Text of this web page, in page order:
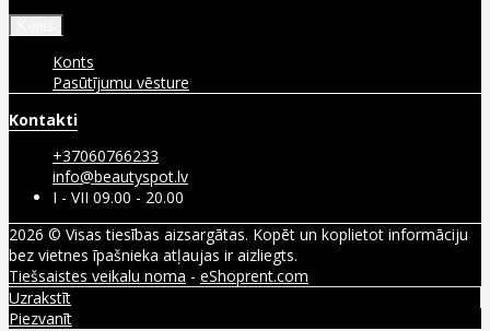
Konts
Pasūtījumu vēsture
Kontakti
+37060766233
info@beautyspot.lv
I - VII 09.00 - 20.00
2026 © Visas tiesības aizsargātas. Kopēt un koplietot informāciju
bez vietnes īpašnieka atļaujas ir aizliegts.
Tiešsaistes veikalu noma - eShoprent.com
Uzrakstīt
Piezvanīt